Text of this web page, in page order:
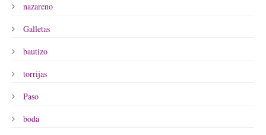
nazareno
Galletas
bautizo
torrijas
Paso
boda